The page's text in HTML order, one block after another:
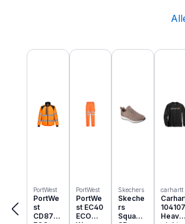
Produktgalerie überspringen
PortWest
PortWe
st
CD875
PortWest
PortWe
st EC40
ECO
Skechers
Skeche
rs
Squad
carhartt
104107
Heavyw